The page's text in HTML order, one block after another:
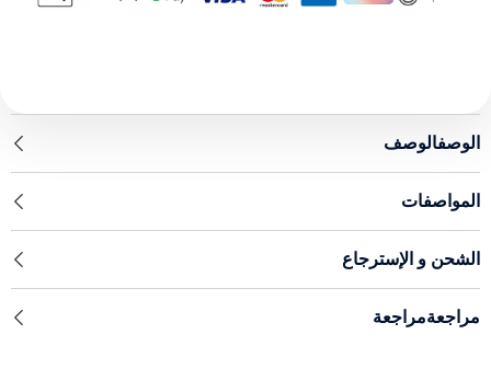
الوصفالوصف
المواصفات
الشحن و الإسترجاع
مراجعةمراجعة